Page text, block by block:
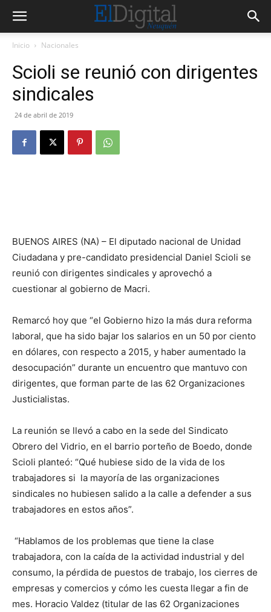
Inicio Nacionales
Scioli se reunió con dirigentes
sindicales
24 de abril de 2019
BUENOS AIRES (NA) – El diputado nacional de Unidad
Ciudadana y pre-candidato presidencial Daniel Scioli se
reunió con dirigentes sindicales y aprovechó a
cuestionar al gobierno de Macri.
Remarcó hoy que “el Gobierno hizo la más dura reforma
laboral, que ha sido bajar los salarios en un 50 por ciento
en dólares, con respecto a 2015, y haber aumentado la
desocupación” durante un encuentro que mantuvo con
dirigentes, que forman parte de las 62 Organizaciones
Justicialistas.
La reunión se llevó a cabo en la sede del Sindicato
Obrero del Vidrio, en el barrio porteño de Boedo, donde
Scioli planteó: “Qué hubiese sido de la vida de los
trabajadores si la mayoría de las organizaciones
sindicales no hubiesen salido a la calle a defender a sus
trabajadores en estos años”.
“Hablamos de los problemas que tiene la clase
trabajadora, con la caída de la actividad industrial y del
consumo, la pérdida de puestos de trabajo, los cierres de
empresas y comercios y cómo les cuesta llegar a fin de
mes. Horacio Valdez (titular de las 62 Organizaciones